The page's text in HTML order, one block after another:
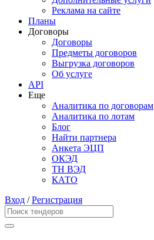
Реклама на сайте
Планы
Договоры
Договоры
Предметы договоров
Выгрузка договоров
Об услуге
API
Еще
Аналитика по договорам
Аналитика по лотам
Блог
Найти партнера
Анкета ЭЦП
ОКЭД
ТН ВЭД
КАТО
Вход /Регистрация